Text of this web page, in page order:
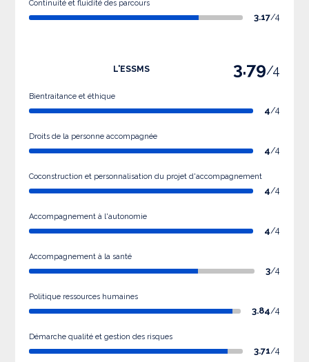
Continuité et fluidité des parcours
3.17/4
L'ESSMS 3.79/4
Bientraitance et éthique
4/4
Droits de la personne accompagnée
4/4
Coconstruction et personnalisation du projet d'accompagnement
4/4
Accompagnement à l'autonomie
4/4
Accompagnement à la santé
3/4
Politique ressources humaines
3.84/4
Démarche qualité et gestion des risques
3.71/4